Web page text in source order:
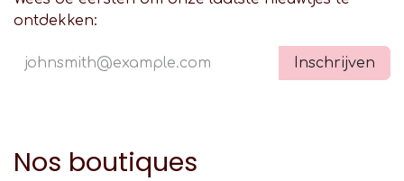
ontdekken:
Inschrijven
Nos boutiques